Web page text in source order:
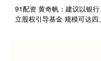
91配资 黄奇帆：建议以银
立股权引导基金 规模可达